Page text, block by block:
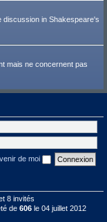
discussion in Shakespeare's
mais ne concernent pas
de moi
8 invités
de 606 le 04 juillet 2012